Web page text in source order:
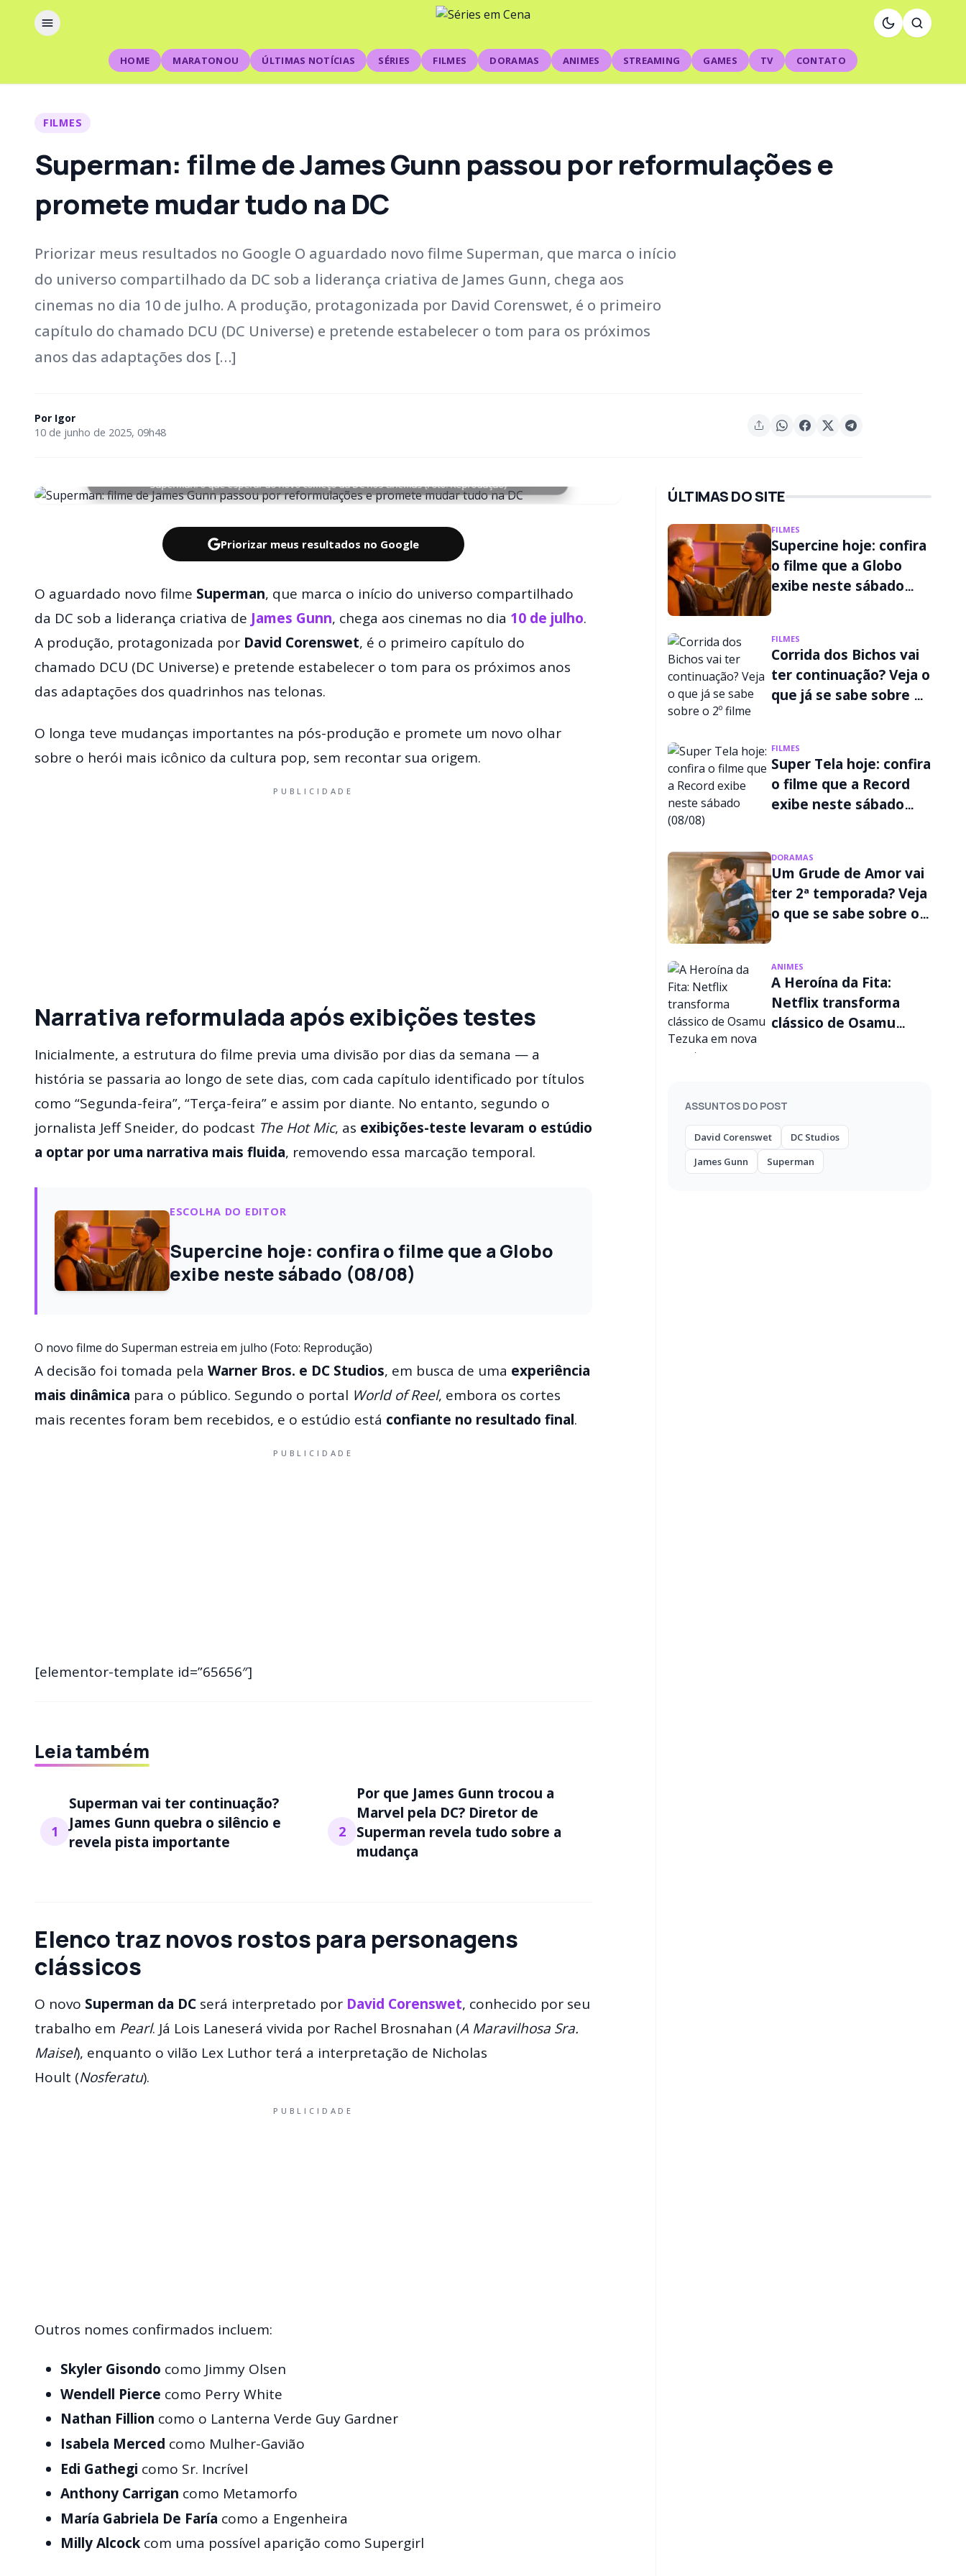
HOME MARATONOU ÚLTIMAS NOTÍCIAS SÉRIES FILMES DORAMAS ANIMES STREAMING GAMES TV CONTATO
FILMES
Superman: filme de James Gunn passou por reformulações e
promete mudar tudo na DC
Priorizar meus resultados no Google O aguardado novo filme Superman, que marca o início
do universo compartilhado da DC sob a liderança criativa de James Gunn, chega aos
cinemas no dia 10 de julho. A produção, protagonizada por David Corenswet, é o primeiro
capítulo do chamado DCU (DC Universe) e pretende estabelecer o tom para os próximos
anos das adaptações dos […]
Por Igor
10 de junho de 2025, 09h48
Superman: o que esperar do novo começo da DC nos cinemas (Foto: Reprodução)
Priorizar meus resultados no Google
O aguardado novo filme Superman, que marca o início do universo compartilhado
da DC sob a liderança criativa de James Gunn, chega aos cinemas no dia 10 de julho.
A produção, protagonizada por David Corenswet, é o primeiro capítulo do
chamado DCU (DC Universe) e pretende estabelecer o tom para os próximos anos
das adaptações dos quadrinhos nas telonas.
O longa teve mudanças importantes na pós-produção e promete um novo olhar
sobre o herói mais icônico da cultura pop, sem recontar sua origem.
PUBLICIDADE
Narrativa reformulada após exibições testes
Inicialmente, a estrutura do filme previa uma divisão por dias da semana — a
história se passaria ao longo de sete dias, com cada capítulo identificado por títulos
como “Segunda-feira”, “Terça-feira” e assim por diante. No entanto, segundo o
jornalista Jeff Sneider, do podcast The Hot Mic, as exibições-teste levaram o estúdio
a optar por uma narrativa mais fluida, removendo essa marcação temporal.
ESCOLHA DO EDITOR
Supercine hoje: confira o filme que a Globo
exibe neste sábado (08/08)
O novo filme do Superman estreia em julho (Foto: Reprodução)
A decisão foi tomada pela Warner Bros. e DC Studios, em busca de uma experiência
mais dinâmica para o público. Segundo o portal World of Reel, embora os cortes
mais recentes foram bem recebidos, e o estúdio está confiante no resultado final.
PUBLICIDADE
[elementor-template id=”65656″]
Leia também
1
Superman vai ter continuação?
James Gunn quebra o silêncio e
revela pista importante
2
Por que James Gunn trocou a
Marvel pela DC? Diretor de
Superman revela tudo sobre a
mudança
Elenco traz novos rostos para personagens
clássicos
O novo Superman da DC será interpretado por David Corenswet, conhecido por seu
trabalho em Pearl. Já Lois Laneserá vivida por Rachel Brosnahan (A Maravilhosa Sra.
Maisel), enquanto o vilão Lex Luthor terá a interpretação de Nicholas
Hoult (Nosferatu).
PUBLICIDADE
Outros nomes confirmados incluem:
Skyler Gisondo como Jimmy Olsen
Wendell Pierce como Perry White
Nathan Fillion como o Lanterna Verde Guy Gardner
Isabela Merced como Mulher-Gavião
Edi Gathegi como Sr. Incrível
Anthony Carrigan como Metamorfo
María Gabriela De Faría como a Engenheira
Milly Alcock com uma possível aparição como Supergirl
ÚLTIMAS DO SITE
FILMES
Supercine hoje: confira
o filme que a Globo
exibe neste sábado
FILMES
Corrida dos Bichos vai
ter continuação? Veja o
que já se sabe sobre o
FILMES
Super Tela hoje: confira
o filme que a Record
exibe neste sábado
DORAMAS
Um Grude de Amor vai
ter 2ª temporada? Veja
o que se sabe sobre o
ANIMES
A Heroína da Fita:
Netflix transforma
clássico de Osamu
ASSUNTOS DO POST
David Corenswet
DC Studios
James Gunn
Superman